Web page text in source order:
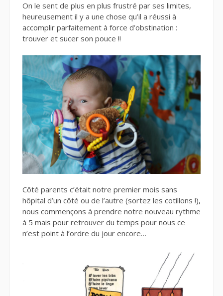
On le sent de plus en plus frustré par ses limites,
heureusement il y a une chose qu’il a réussi à
accomplir parfaitement à force d’obstination :
trouver et sucer son pouce !!
Côté parents c’était notre premier mois sans
hôpital d’un côté ou de l’autre (sortez les cotillons !),
nous commençons à prendre notre nouveau rythme
à 5 mais pour retrouver du temps pour nous ce
n’est point à l’ordre du jour encore…